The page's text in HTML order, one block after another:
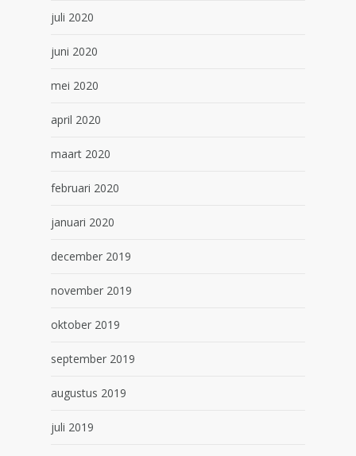
juli 2020
juni 2020
mei 2020
april 2020
maart 2020
februari 2020
januari 2020
december 2019
november 2019
oktober 2019
september 2019
augustus 2019
juli 2019